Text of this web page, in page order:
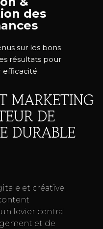
des
sur les bons
résultats pour
efficacité.
MARKETING
DE
DURABLE
et créative,
levier central
et de